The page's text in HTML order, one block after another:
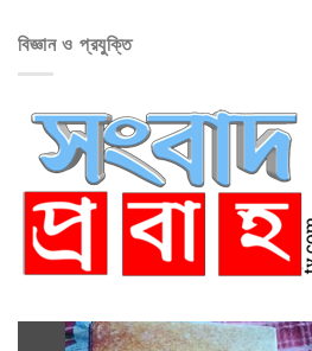
বিজ্ঞান ও প্রযুক্তি